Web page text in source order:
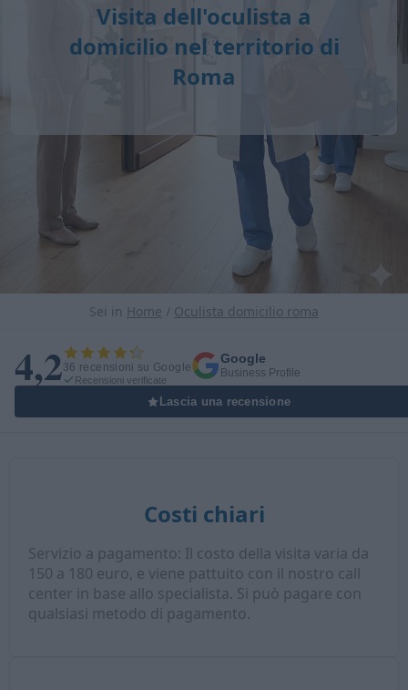
Visita dell'oculista a
domicilio nel territorio di
Roma
Sei in Home / Oculista domicilio roma
4,236 recensioni su Google
Recensioni verificate
Google
Business Profile
Lascia una recensione
Costi chiari
Servizio a pagamento: Il costo della visita varia da
150 a 180 euro, e viene pattuito con il nostro call
center in base allo specialista. Si può pagare con
qualsiasi metodo di pagamento.